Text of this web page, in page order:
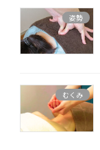
姿勢
むくみ